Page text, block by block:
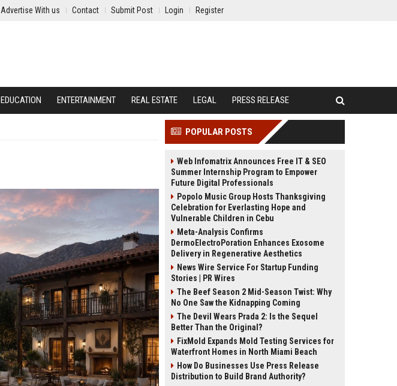
Advertise With us Contact Submit Post Login Register
EDUCATION ENTERTAINMENT REAL ESTATE LEGAL PRESS RELEASE
POPULAR POSTS
Web Infomatrix Announces Free IT & SEO
Summer Internship Program to Empower
Future Digital Professionals
Popolo Music Group Hosts Thanksgiving
Celebration for Everlasting Hope and
Vulnerable Children in Cebu
Meta-Analysis Confirms
DermoElectroPoration Enhances Exosome
Delivery in Regenerative Aesthetics
News Wire Service For Startup Funding
Stories | PR Wires
The Beef Season 2 Mid-Season Twist: Why
No One Saw the Kidnapping Coming
The Devil Wears Prada 2: Is the Sequel
Better Than the Original?
FixMold Expands Mold Testing Services for
Waterfront Homes in North Miami Beach
How Do Businesses Use Press Release
Distribution to Build Brand Authority?